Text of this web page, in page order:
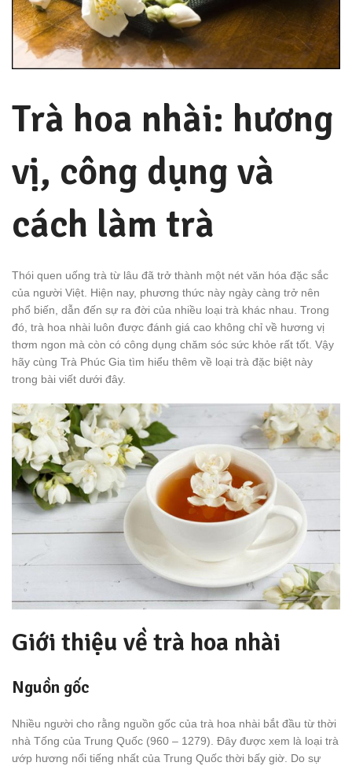
Trà hoa nhài: hương
vị, công dụng và
cách làm trà
Thói quen uống trà từ lâu đã trở thành một nét văn hóa đặc sắc
của người Việt. Hiện nay, phương thức này ngày càng trở nên
phổ biến, dẫn đến sự ra đời của nhiều loại trà khác nhau. Trong
đó, trà hoa nhài luôn được đánh giá cao không chỉ về hương vị
thơm ngon mà còn có công dụng chăm sóc sức khỏe rất tốt. Vậy
hãy cùng Trà Phúc Gia tìm hiểu thêm về loại trà đặc biệt này
trong bài viết dưới đây.
Giới thiệu về trà hoa nhài
Nguồn gốc
Nhiều người cho rằng nguồn gốc của trà hoa nhài bắt đầu từ thời
nhà Tống của Trung Quốc (960 – 1279). Đây được xem là loại trà
ướp hương nổi tiếng nhất của Trung Quốc thời bấy giờ. Do sự